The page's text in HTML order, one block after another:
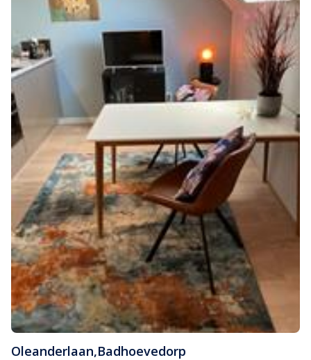
Oleanderlaan,Badhoevedorp